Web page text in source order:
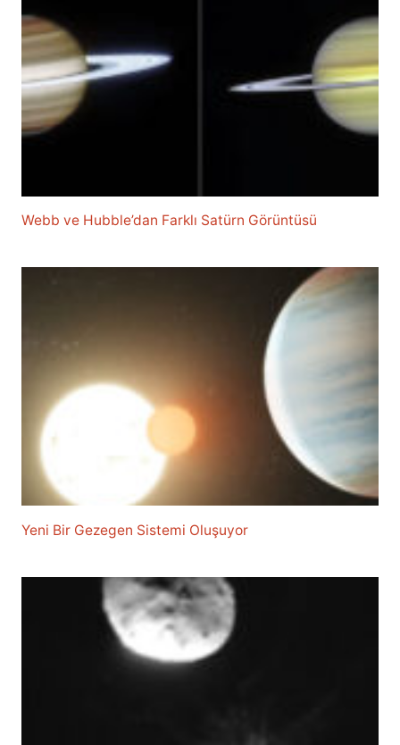
Webb ve Hubble’dan Farklı Satürn Görüntüsü
Yeni Bir Gezegen Sistemi Oluşuyor